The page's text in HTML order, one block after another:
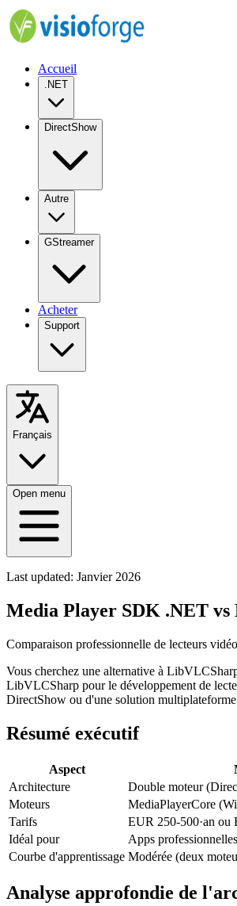
Accueil
.NET
DirectShow
Autre
GStreamer
Acheter
Support
Français
Open menu
Last updated: Janvier 2026
Media Player SDK .NET
Comparaison professionnelle de lecteurs
Vous cherchez une alternative à
LibVLCSharp pour le développement de
DirectShow ou d'une solution
Résumé exécutif
Aspect
Architecture
Double moteur
Moteurs
MediaPlayerCore
Tarifs
EUR 250-500·an ou
Idéal pour
Apps
Courbe d'apprentissage Modérée (deux
Analyse approfondie de